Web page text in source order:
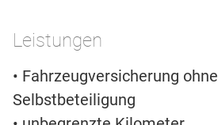
Leistungen
• Fahrzeugversicherung ohne
Selbstbeteiligung